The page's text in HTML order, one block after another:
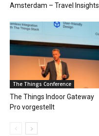
Amsterdam – Travel Insights
The Things Conference
The Things Indoor Gateway
Pro vorgestellt